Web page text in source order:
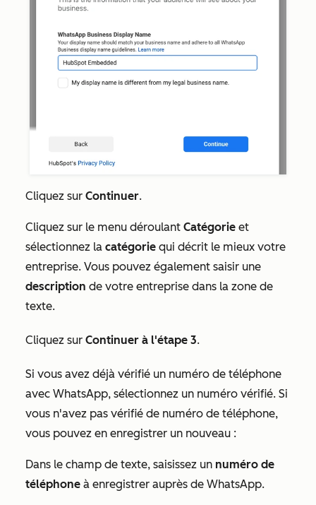
Cliquez sur Continuer.
Cliquez sur le menu déroulant Catégorie et
sélectionnez la catégorie qui décrit le mieux votre
entreprise. Vous pouvez également saisir une
description de votre entreprise dans la zone de
texte.
Cliquez sur Continuer à l'étape 3.
Si vous avez déjà vérifié un numéro de téléphone
avec WhatsApp, sélectionnez un numéro vérifié. Si
vous n'avez pas vérifié de numéro de téléphone,
vous pouvez en enregistrer un nouveau :
Dans le champ de texte, saisissez un numéro de
téléphone à enregistrer auprès de WhatsApp.